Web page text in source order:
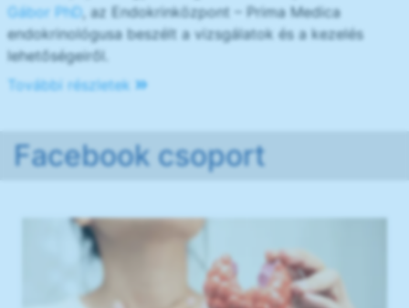
Gábor PhD, az Endokrinközpont – Prima Medica
endokrinológusa beszélt a vizsgálatok és a kezelés
lehetőségeiről.
További részletek
Facebook csoport